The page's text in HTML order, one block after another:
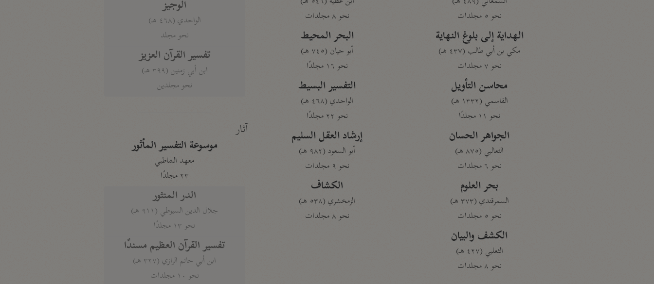
نحو ٥ مجلدات
الهداية إلى بلوغ النهاية
مكي بن أبي طالب (٤٣٧ هـ)
نحو ٧ مجلدات
محاسن التأويل
القاسمي (١٣٣٢ هـ)
نحو ١١ مجلدًا
الجواهر الحسان
الثعالبي (٨٧٥ هـ)
نحو ٦ مجلدات
بحر العلوم
السمرقندي (٣٧٣ هـ)
نحو ٥ مجلدات
الكشف والبيان
الثعلبي (٤٢٧ هـ)
نحو ٨ مجلدات
نحو ٨ مجلدات
البحر المحيط
أبو حيان (٧٤٥ هـ)
نحو ١٦ مجلدًا
التفسير البسيط
الواحدي (٤٦٨ هـ)
نحو ٢٢ مجلدًا
إرشاد العقل السليم
أبو السعود (٩٨٢ هـ)
نحو ٩ مجلدات
الكشاف
الزمخشري (٥٣٨ هـ)
نحو ٨ مجلدات
الوجيز
الواحدي (٤٦٨ هـ)
نحو مجلد
تفسير القرآن العزيز
ابن أبي زمنين (٣٩٩ هـ)
نحو مجلدين
آثار
موسوعة التفسير المأثور
معهد الشاطبي
٢٣ مجلدًا
الدر المنثور
جلال الدين السيوطي (٩١١ هـ)
نحو ١٣ مجلدًا
تفسير القرآن العظيم مسندًا
ابن أبي حاتم الرازي (٣٢٧ هـ)
نحو ١٠ مجلدات